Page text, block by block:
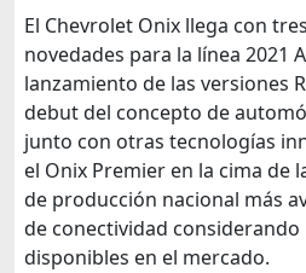
El Chevrolet Onix llega con
novedades para la línea 2021
lanzamiento de las versiones
debut del concepto de
junto con otras tecnologías
el Onix Premier en la cima de
de producción nacional más
de conectividad considerando
disponibles en el mercado.